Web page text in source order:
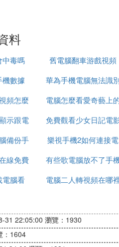
料
中毒嗎 舊電腦翻車游戲視頻
機數據 華為手機電腦無法識
頻怎麼
電腦怎麼看愛奇藝上
視頻
示跟電
免費觀看少女日記電
備份手
份
樂視手機2如何連接電
腦
線免費
有些歌電腦放不了手
能放
電腦看
電腦二人轉視頻在哪
31 22:05:00 瀏覽：1930
：1604